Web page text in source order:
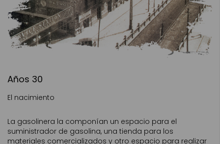
Años 30
El nacimiento
La gasolinera la componían un espacio para el
suministrador de gasolina, una tienda para los
materiales comercializados y otro espacio para realizar